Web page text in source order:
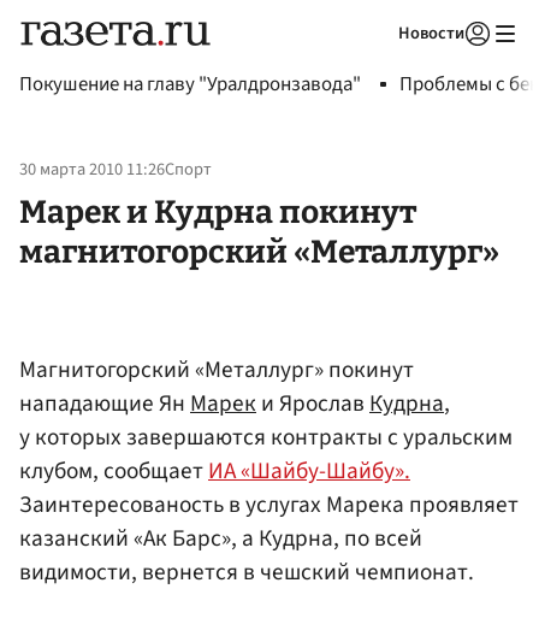
Новости
Покушение на главу "Уралдронзавода" Проблемы с
30 марта 2010 11:26Спорт
Марек и Кудрна покинут
магнитогорский «Металлург»
Магнитогорский «Металлург» покинут
нападающие ЯнМареки ЯрославКудрна,
у которых завершаются контракты с уральским
клубом, сообщаетИА «Шайбу-Шайбу».
Заинтересованость в услугах Марека проявляет
казанский «Ак Барс», а Кудрна, по всей
видимости, вернется в чешский чемпионат.